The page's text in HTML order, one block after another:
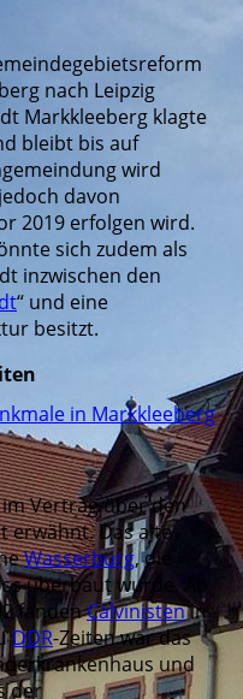
nach Leipzig
Markkleeberg klagte
bleibt bis auf
wird
davon
2019 erfolgen wird.
sich zudem als
inzwischen den
“ und eine
besitzt.
in Markkleeberg
Vertrag über den
erwähnt. Das alte
Wasserburg, die
überbaut wurde. Ab
fandenCalvinistenin
DDR-Zeiten war das
und
der